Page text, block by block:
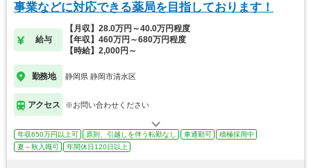
事業などに対応できる薬局を目指しております！
給与
【月収】28.0万円～40.0万円程度
【年収】460万円～680万円程度
【時給】2,000円～
勤務地 静岡県 静岡市清水区
アクセス ※お問い合わせください
年収650万円以上可 原則、引越しを伴う転勤なし 車通勤可
積極採用中
夏～秋入職可
年間休日120日以上